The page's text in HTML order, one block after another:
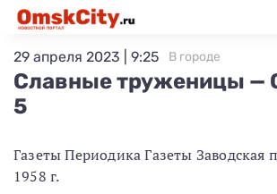
Славные труженицы —
5
29 апреля 2023 | 9:25 В городе
Газеты Периодика Газеты Заводская
1958 г.